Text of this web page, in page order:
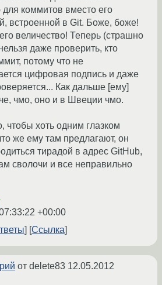
для коммитов вместо его
встроенной в Git. Боже, боже!
величество! Теперь (страшно
даже проверить, кто
потому что не
цифровая подпись и даже
Как дальше [ему]
чмо, оно и в Швеции чмо.
чтобы хоть одним глазком
же ему там предлагают, он
тирадой в адрес GitHub,
сволочи и все неправильно
+00:00
Ссылка
от delete83 12.05.2012